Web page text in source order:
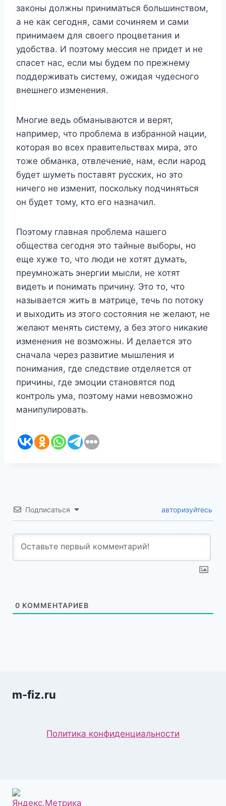
законы должны приниматься большинством,
а не как сегодня, сами сочиняем и сами
принимаем для своего процветания и
удобства. И поэтому мессия не придет и не
спасет нас, если мы будем по прежнему
поддерживать систему, ожидая чудесного
внешнего изменения.
Многие ведь обманываются и верят,
например, что проблема в избранной нации,
которая во всех правительствах мира, это
тоже обманка, отвлечение, нам, если народ
будет шуметь поставят русских, но это
ничего не изменит, поскольку подчиняться
он будет тому, кто его назначил.
Поэтому главная проблема нашего
общества сегодня это тайные выборы, но
еще хуже то, что люди не хотят думать,
преумножать энергии мысли, не хотят
видеть и понимать причину. Это то, что
называется жить в матрице, течь по потоку
и выходить из этого состояния не желают, не
желают менять систему, а без этого никакие
изменения не возможны. И делается это
сначала через развитие мышления и
понимания, где следствие отделяется от
причины, где эмоции становятся под
контроль ума, поэтому нами невозможно
манипулировать.
Подписаться авторизуйтесь
0 КОММЕНТАРИЕВ
m-fiz.ru
Политика конфиденциальности